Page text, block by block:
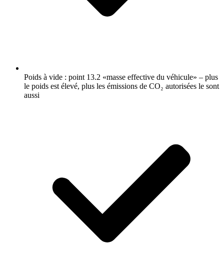
Poids à vide : point 13.2 «masse effective du véhicule» – plus
le poids est élevé, plus les émissions de CO₂ autorisées le sont
aussi